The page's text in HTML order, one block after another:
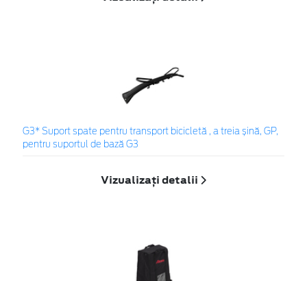
G3* Suport spate pentru transport bicicletă , a treia șină, GP,
pentru suportul de bază G3
Vizualizați detalii